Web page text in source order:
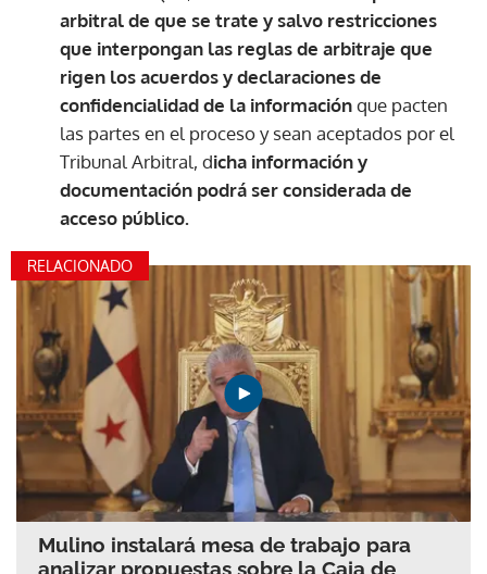
arbitral de que se trate y salvo restricciones
que interpongan las reglas de arbitraje que
rigen los acuerdos y declaraciones de
confidencialidad de la informaciónque pacten
las partes en el proceso y sean aceptados por el
Tribunal Arbitral, dicha información y
documentación podrá ser considerada de
acceso público.
RELACIONADO
Mulino instalará mesa de trabajo para
analizar propuestas sobre la Caja de